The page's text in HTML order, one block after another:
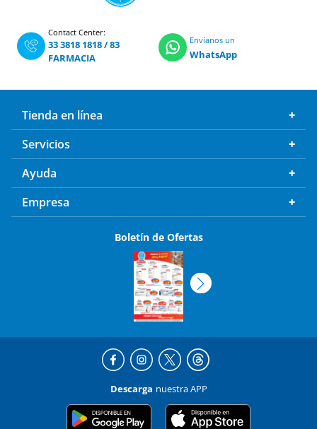
Contact Center:
33 3818 1818/83
FARMACIA
Envíanos un
WhatsApp
Tienda en línea
Servicios
Ayuda
Empresa
Boletín de Ofertas
Descarga nuestra APP